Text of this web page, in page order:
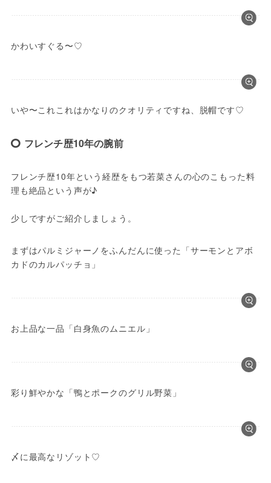
かわいすぐる〜♡
いや〜これこれはかなりのクオリティですね、脱帽です♡
フレンチ歴10年の腕前
フレンチ歴10年という経歴をもつ若菜さんの心のこもった料
理も絶品という声が♪
少しですがご紹介しましょう。
まずはパルミジャーノをふんだんに使った「サーモンとアボ
カドのカルパッチョ」
お上品な一品「白身魚のムニエル」
彩り鮮やかな「鴨とポークのグリル野菜」
〆に最高なリゾット♡